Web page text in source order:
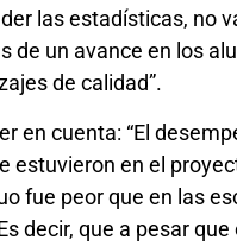
las estadísticas, no
de un avance en los
de calidad”.
en cuenta: “El
estuvieron en el
fue peor que en las
decir, que a pesar que